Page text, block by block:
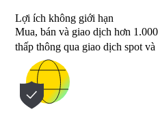
Lợi ích không giới hạn
Mua, bán và giao dịch hơn
thấp thông qua giao dịch spot và